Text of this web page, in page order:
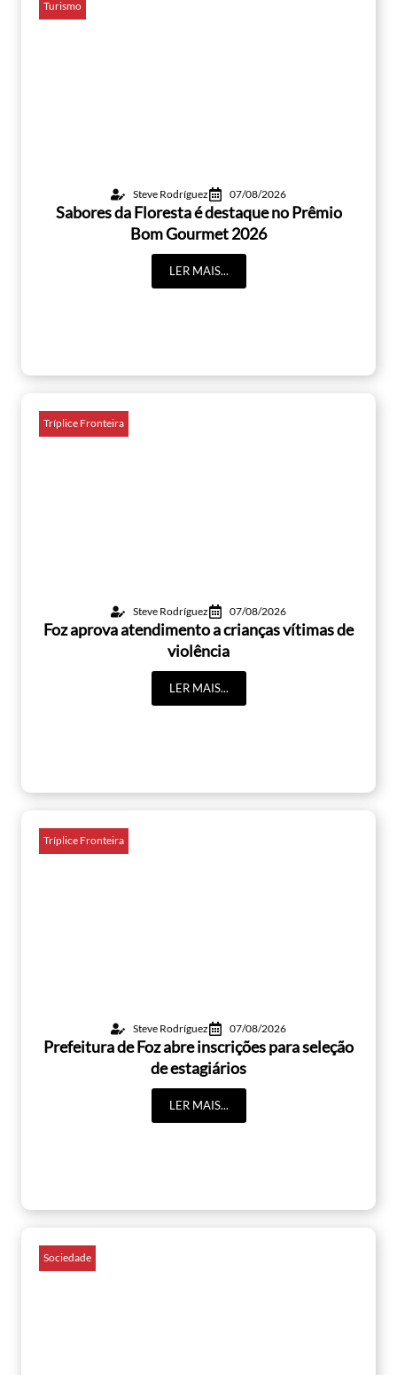
Turismo
Steve Rodríguez 07/08/2026
Sabores da Floresta é destaque no Prêmio
Bom Gourmet 2026
LER MAIS...
Tríplice Fronteira
Steve Rodríguez 07/08/2026
Foz aprova atendimento a crianças vítimas de
violência
LER MAIS...
Tríplice Fronteira
Steve Rodríguez 07/08/2026
Prefeitura de Foz abre inscrições para seleção
de estagiários
LER MAIS...
Sociedade